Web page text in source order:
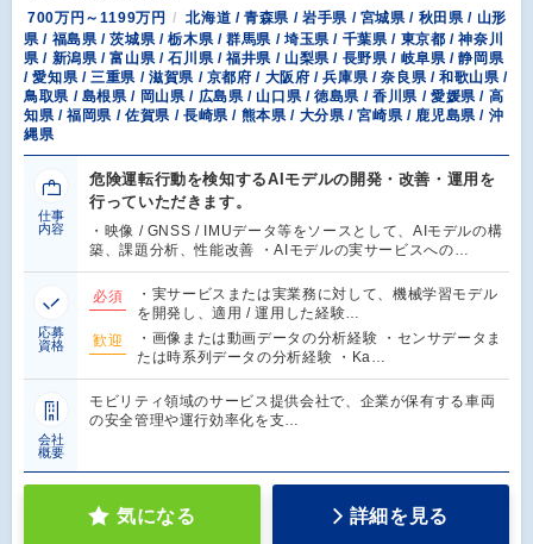
700万円～1199万円
北海道 / 青森県 / 岩手県 / 宮城県 / 秋田県 / 山形
県 / 福島県 / 茨城県 / 栃木県 / 群馬県 / 埼玉県 / 千葉県 / 東京都 / 神奈川
県 / 新潟県 / 富山県 / 石川県 / 福井県 / 山梨県 / 長野県 / 岐阜県 / 静岡県
/ 愛知県 / 三重県 / 滋賀県 / 京都府 / 大阪府 / 兵庫県 / 奈良県 / 和歌山県 /
鳥取県 / 島根県 / 岡山県 / 広島県 / 山口県 / 徳島県 / 香川県 / 愛媛県 / 高
知県 / 福岡県 / 佐賀県 / 長崎県 / 熊本県 / 大分県 / 宮崎県 / 鹿児島県 / 沖
縄県
仕事
内容
危険運転行動を検知するAIモデルの開発・改善・運用を
行っていただきます。
・映像 / GNSS / IMUデータ等をソースとして、AIモデルの構
築、課題分析、性能改善 ・AIモデルの実サービスへの…
応募
資格
必須
・実サービスまたは実業務に対して、機械学習モデル
を開発し、適用 / 運用した経験…
歓迎
・画像または動画データの分析経験 ・センサデータま
たは時系列データの分析経験 ・Ka…
会社
概要
モビリティ領域のサービス提供会社で、企業が保有する車両
の安全管理や運行効率化を支…
気になる 詳細を見る